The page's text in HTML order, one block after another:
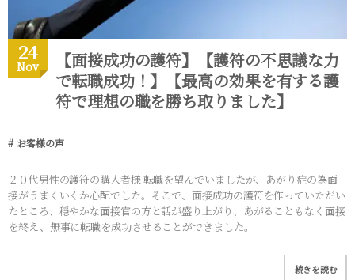
24
Nov
【面接成功の護符】【護符の不思議な力
で転職成功！】【最高の効果を有する護
符で理想の職を勝ち取りました】
お客様の声
２０代男性の護符の購入者様 転職を望んでいましたが、あがり症の為面
接がうまくいくか心配でした。そこで、面接成功の護符を作っていただい
たところ、穏やかな面接官の方と話が盛り上がり、あがることもなく面接
を終え、無事に転職を成功させることができました。
続きを読む